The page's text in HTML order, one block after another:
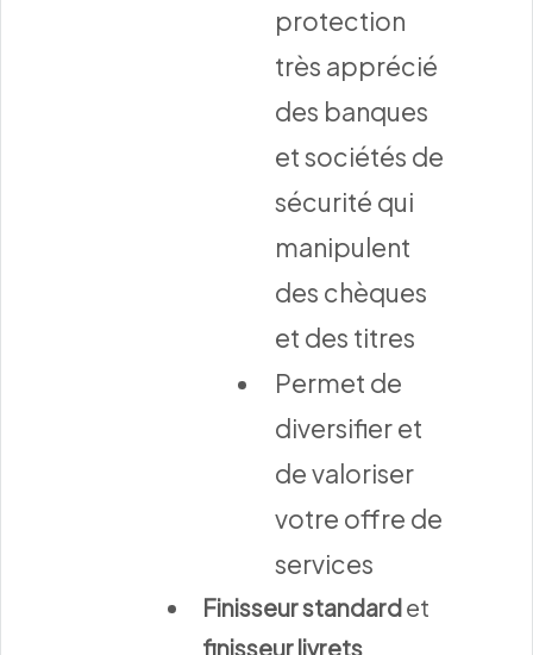
protection
très apprécié
des banques
et sociétés de
sécurité qui
manipulent
des chèques
et des titres
Permet de
diversifier et
de valoriser
votre offre de
services
Finisseur standardet
finisseur livrets